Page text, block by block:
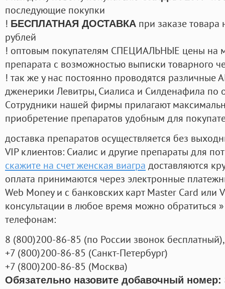
последующие покупки
! БЕСПЛАТНАЯ ДОСТАВКА при заказе
рублей
! оптовым покупателям СПЕЦИАЛЬНЫЕ цены на
препарата с возможностью выписки товарного
! так же у нас постоянно проводятся
дженерики Левитры, Сиалиса и Силденафила по
Cотрудники нашей фирмы прилагают
приобретение препаратов удобным для
доставка препаратов осуществляется без
VIP клиентов: Сиалис и другие препараты для
скажите на счет женская виагра доставляются
оплата принимаются через электронные
Web Money и с банковских карт Master Card или
консультации в любое время можно обратиться
телефонам:
8 (800)200-86-85 (по России звонок бесплатный),
+7 (800)200-86-85 (Санкт-Петербург)
+7 (800)200-86-85 (Москва)
Обязательно назовите добавочный номер: